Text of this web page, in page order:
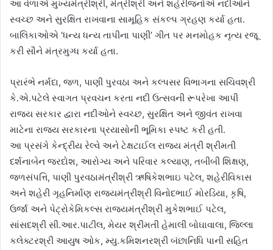
આ વેળાએ મુખ્યમંત્રીશ્રી, મંત્રીશ્રી અને શહેરીજનોએ નદીઓને
સ્વચ્છ અને સુરક્ષિત રાખવાના સામૂહિક સંકલ્પ ગ્રહણ કર્યા હતા.
બાલિકાઓએ ‘ધન્ય ધન્ય તાપીના પાણી’ ગીત પર મનમોહક નૃત્ય રજૂ
કરી સૌને મંત્રમુગ્ધ કર્યા હતા.
પ્રારંભે નર્મદા, જળ, પાણી પુરવઠા અને કલ્પસર વિભાગના સચિવશ્રી
કે.એ.પટેલે સ્વાગત પ્રવચન કરતા નદી ઉત્સવની રૂપરેખા આપી
રાજ્ય સરકાર દ્વારા નદીઓને સ્વચ્છ, સુરક્ષિત અને જીવંત રાખવા
માટેના રાજ્ય સરકારના પ્રયાસોની ભૂમિકા સ્પષ્ટ કરી હતી.
આ પ્રસંગે કેન્દ્રીય રેલ્વે અને ટેક્ષટાઈલ રાજ્ય મંત્રી શ્રીમતી
દર્શનાબેન જરદોશ, આરોગ્ય અને પરિવાર કલ્યાણ, તબીબી શિક્ષણ,
જળસંપત્તિ, પાણી પુરવઠામંત્રીશ્રી ઋષિકેશભાઇ પટેલ, શહેરીવિકાસ
અને શહેરી ગૃહનિર્માણ રાજ્યમંત્રીશ્રી વિનોદભાઈ મોરડિયા, કૃષિ,
ઉર્જા અને પેટ્રોકેમિકલ્સ રાજ્યમંત્રીશ્રી મુકેશભાઈ પટેલ,
સાંસદશ્રી સી.આર.પાટીલ, મેયર શ્રીમતી હેમાલી બોઘાવાલા, જિલ્લા
કલેક્ટરશ્રી આયુષ ઓક, મ્યુ.કમિશનરશ્રી બંછાનિધિ પાની સહિત